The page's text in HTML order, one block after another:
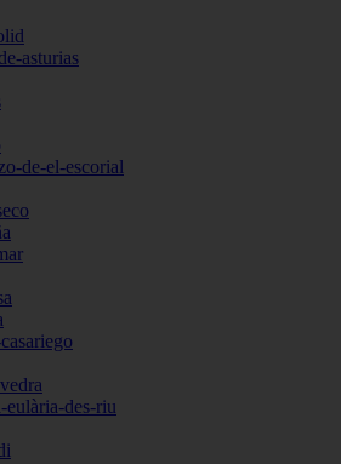
asturias
de-el-escorial
eulària-des-riu